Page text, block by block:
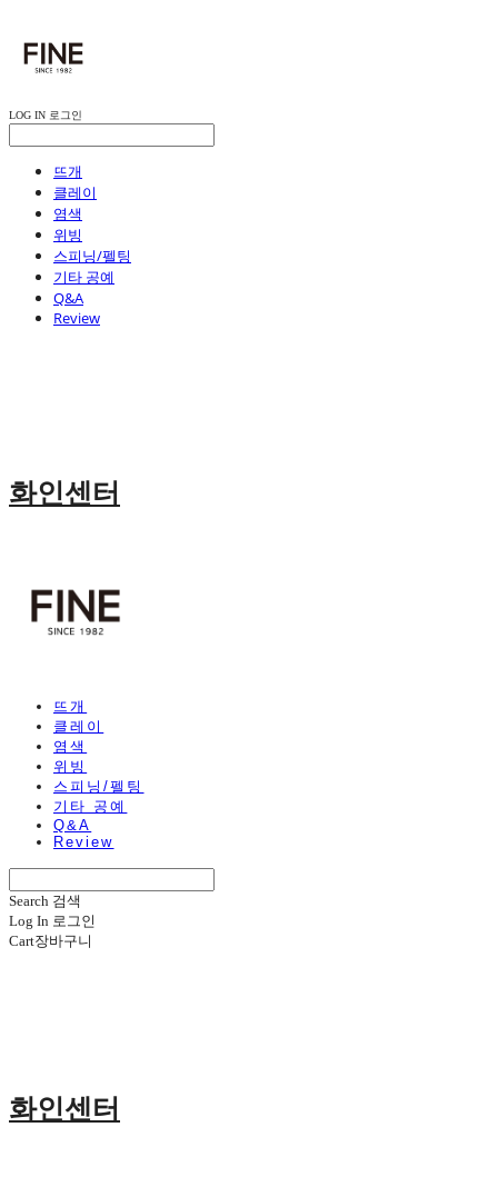
LOG IN 로그인
뜨개
클레이
염색
위빙
스피닝/펠팅
기타 공예
Q&A
Review
화인센터
뜨개
클레이
염색
위빙
스피닝/펠팅
기타 공예
Q&A
Review
Search 검색
Log In 로그인
Cart장바구니
화인센터